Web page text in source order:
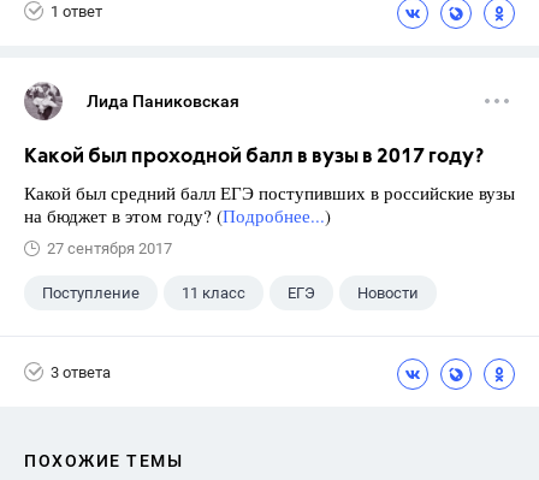
1 ответ
Лида Паниковская
Какой был проходной балл в вузы в 2017 году?
Какой был средний балл ЕГЭ поступивших в российские вузы
на бюджет в этом году? (Подробнее...)
27 сентября 2017
Поступление 11 класс ЕГЭ Новости
3 ответа
ПОХОЖИЕ ТЕМЫ